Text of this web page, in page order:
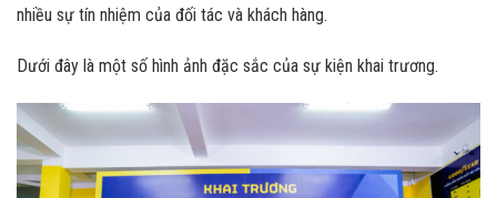
nhiều sự tín nhiệm của đối tác và khách hàng.
Dưới đây là một số hình ảnh đặc sắc của sự kiện khai trương.